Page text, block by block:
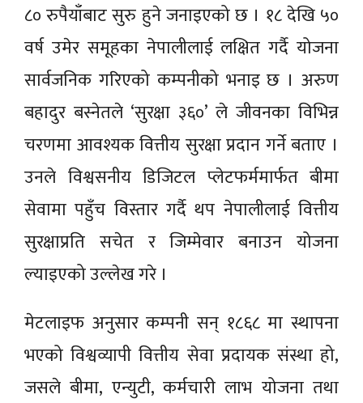
८० रुपैयाँबाट सुरु हुने जनाइएको छ । १८ देखि ५०
वर्ष उमेर समूहका नेपालीलाई लक्षित गर्दै योजना
सार्वजनिक गरिएको कम्पनीको भनाइ छ । अरुण
बहादुर बस्नेतले ‘सुरक्षा ३६०’ ले जीवनका विभिन्न
चरणमा आवश्यक वित्तीय सुरक्षा प्रदान गर्ने बताए ।
उनले विश्वसनीय डिजिटल प्लेटफर्ममार्फत बीमा
सेवामा पहुँच विस्तार गर्दै थप नेपालीलाई वित्तीय
सुरक्षाप्रति सचेत र जिम्मेवार बनाउन योजना
ल्याइएको उल्लेख गरे ।
मेटलाइफ अनुसार कम्पनी सन् १८६८ मा स्थापना
भएको विश्वव्यापी वित्तीय सेवा प्रदायक संस्था हो,
जसले बीमा, एन्युटी, कर्मचारी लाभ योजना तथा